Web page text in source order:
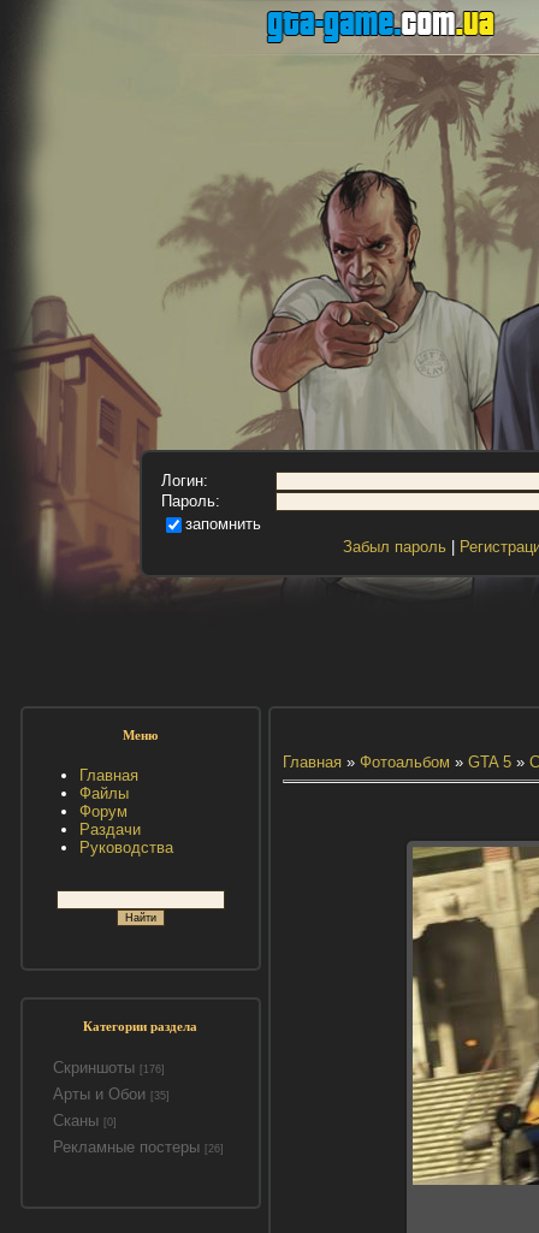
Логин:
Пароль:
запомнить
Забыл пароль|
Меню
Главная
Файлы
Форум
Раздачи
Руководства
Категории раздела
Скриншоты [176]
Арты и Обои [35]
Сканы [0]
Рекламные постеры [26]
Главная» Фотоальбом » GTA 5»